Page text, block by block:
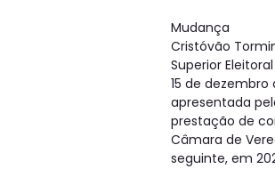
Mudança
Cristóvão
Superior
15 de
apresentada
prestação de
Câmara de
seguinte, em